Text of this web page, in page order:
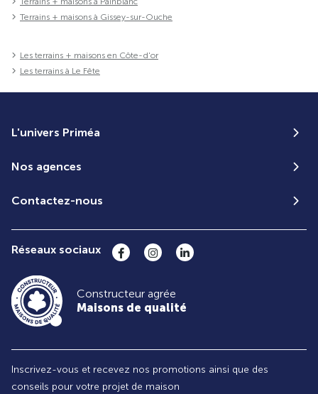
Terrains + maisons à Gissey-sur-Ouche
Les terrains + maisons en Côte-d'or
Les terrains à Le Fête
L'univers Priméa
Nos agences
Contactez-nous
Réseaux sociaux
Constructeur agrée
Maisons de qualité
Inscrivez-vous et recevez nos promotions ainsi que des
conseils pour votre projet de maison